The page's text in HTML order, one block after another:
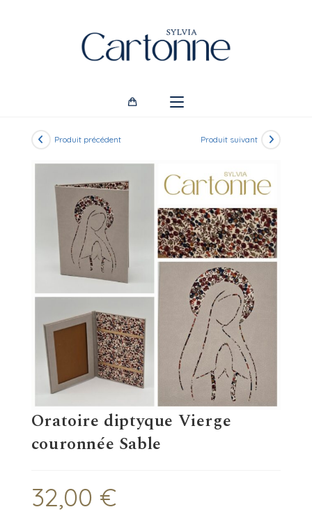
Produit précédent Produit suivant
Oratoire diptyque Vierge
couronnée Sable
32,00 €